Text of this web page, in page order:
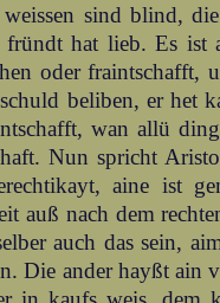
sind blind,
hat lieb. Es ist
oder fraintschafft,
beliben, er het
wan allü
Nun spricht
aine ist
auß nach dem
auch das sein,
Die ander hayßt ain